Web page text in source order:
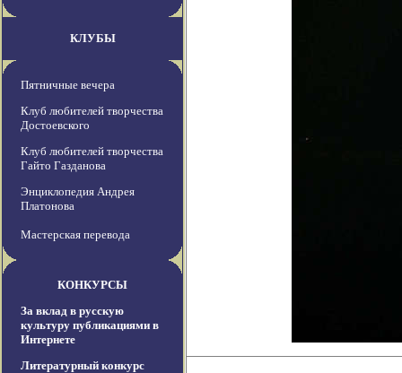
КЛУБЫ
Пятничные вечера
Клуб любителей творчества
Достоевского
Клуб любителей творчества
Гайто Газданова
Энциклопедия Андрея
Платонова
Мастерская перевода
КОНКУРСЫ
За вклад в русскую
культуру публикациями в
Интернете
Литературный конкурс